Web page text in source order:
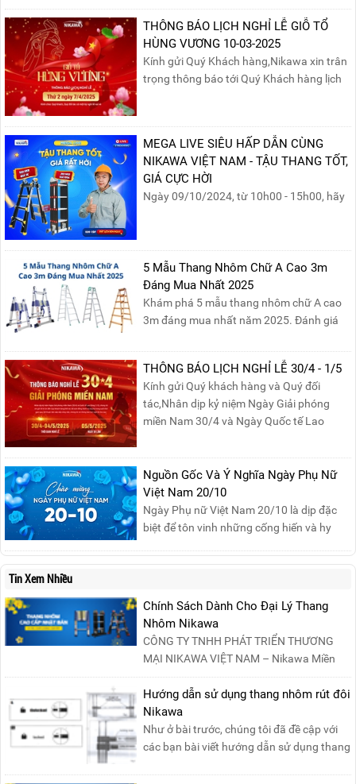
cháy xăng dầu rất dễ lan rộng và gây thiệt
hại nghiêm trọng nếu không được xử lý kịp
thời. Vì vậy, việc hiểu rõ các phương pháp
dập tắt...
THÔNG BÁO LỊCH NGHỈ LỄ GIỖ TỔ
HÙNG VƯƠNG 10-03-2025
Kính gửi Quý Khách hàng,Nikawa xin trân
trọng thông báo tới Quý Khách hàng lịch
07/04/2025, nhằm ngày Giỗ Tổ Hùng
Vương – dịp để tưởng nhớ công ơn dựng
nước của các Vua Hùng....
MEGA LIVE SIÊU HẤP DẪN CÙNG
NIKAWA VIỆT NAM - TẬU THANG TỐT,
GIÁ CỰC HỜI
Ngày 09/10/2024, từ 10h00 - 15h00, hãy
phần quà siêu hấp dẫn và mua sắm
những sản phẩm thang chính hãng với
mức giá không thể tốt hơn!Tham gia
Mega Live, bạn sẽ nhận được gì?...
5 Mẫu Thang Nhôm Chữ A Cao 3m
Đáng Mua Nhất 2025
Khám phá 5 mẫu thang nhôm chữ A cao
3m đáng mua nhất năm 2025. Đánh giá
sản phẩm phù hợp!
THÔNG BÁO LỊCH NGHỈ LỄ 30/4 - 1/5
Kính gửi Quý khách hàng và Quý đối
tác,Nhân dịp kỷ niệm Ngày Giải phóng
miền Nam 30/4 và Ngày Quốc tế Lao
báo lịch nghỉ lễ như sau:Thời gian nghỉ: Từ
Thứ Ba, ngày 29/04/2025 đến hết Chủ
Nhật, ngày 04/05/2025.T...
Nguồn Gốc Và Ý Nghĩa Ngày Phụ Nữ
Việt Nam 20/10
Ngày Phụ nữ Việt Nam 20/10 là dịp đặc
biệt để tôn vinh những cống hiến và hy
Khởi nguồn từ sự ra đời của Hội Phụ nữ
Tin Xem Nhiều
Chính Sách Dành Cho Đại Lý Thang
Nhôm Nikawa
CÔNG TY TNHH PHÁT TRIỂN THƯƠNG
MẠI NIKAWA VIỆT NAM – Nikawa Miền
Bắc: Số 19, Đường Trung ....
Hướng dẫn sử dụng thang nhôm rút đôi
Nikawa
Như ở bài trước, chúng tôi đã đề cập với
các bạn bài viết hướng dẫn sử dụng thang